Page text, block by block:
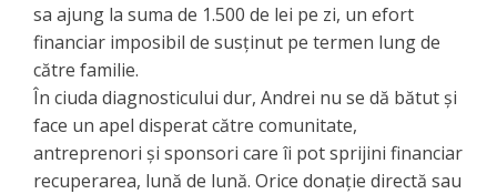
sa ajung la suma de 1.500 de lei pe zi, un efort
financiar imposibil de susținut pe termen lung de
către familie.
​În ciuda diagnosticului dur, Andrei nu se dă bătut și
face un apel disperat către comunitate,
antreprenori și sponsori care îi pot sprijini financiar
recuperarea, lună de lună. Orice donație directă sau